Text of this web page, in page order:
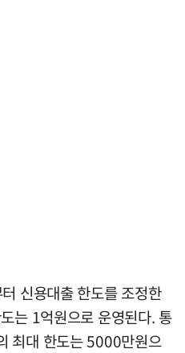
신용대출 한도를 조정한
는 1억원으로 운영된다. 통
최대 한도는 5000만원으